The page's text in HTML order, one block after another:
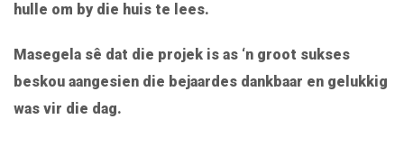
hulle om by die huis te lees.
Masegela sê dat die projek is as ‘n groot sukses
beskou aangesien die bejaardes dankbaar en gelukkig
was vir die dag.